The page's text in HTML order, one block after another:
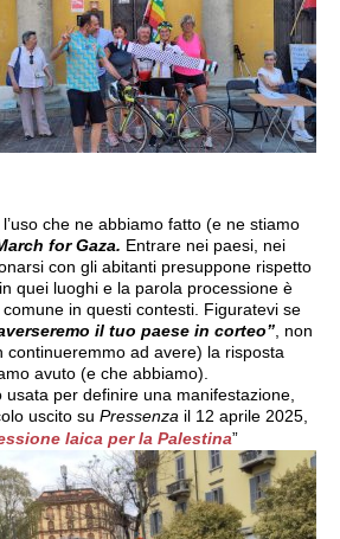
che ne abbiamo fatto (e ne stiamo
for Gaza. Entrare nei paesi, nei
con gli abitanti presuppone rispetto
quei luoghi e la parola processione è
in questi contesti. Figuratevi se
il tuo paese in corteo” , non
continueremmo ad avere) la risposta
avuto (e che abbiamo).
usata per definire una manifestazione,
uscito su Pressenza il 12 aprile 2025,
laica per la Palestina”